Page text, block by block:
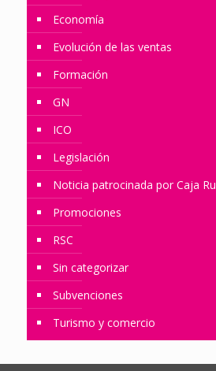
Economía
Evolución de las ventas
Formación
GN
ICO
Legislación
Noticia patrocinada por Caja
Promociones
RSC
Sin categorizar
Subvenciones
Turismo y comercio